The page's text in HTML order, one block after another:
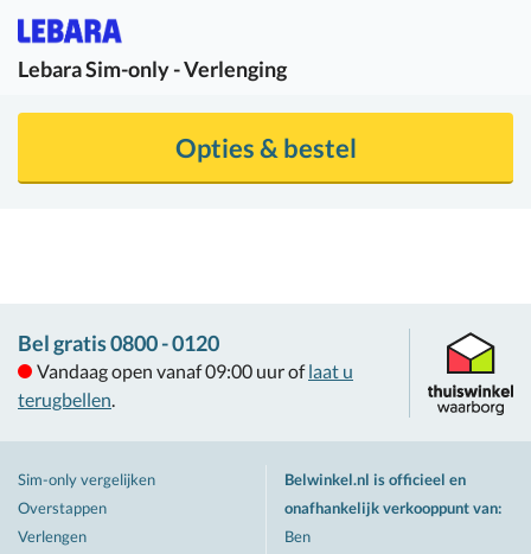
LebaraSim-only - Verlenging
Opties & bestel
Bel gratis 0800 - 0120
Vandaag open vanaf 09:00 uur of laat u
terugbellen.
Sim-only vergelijken
Overstappen
Verlengen
Belwinkel.nl is officieel en
onafhankelijk verkooppunt van:
Ben